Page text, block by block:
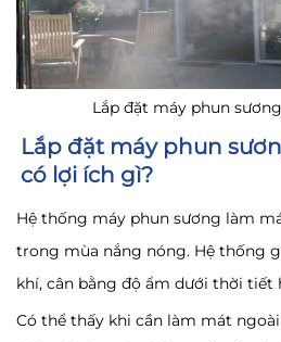
Lắp đặt máy phun
Lắp đặt máy phun
có lợi ích gì?
Hệ thống máy phun sương làm
trong mùa nắng nóng. Hệ thống
khí, cân bằng độ ẩm dưới thời tiết
Có thể thấy khi cần làm mát